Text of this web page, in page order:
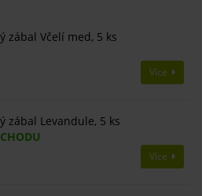
zábal Včelí med, 5 ks
Více
zábal Levandule, 5 ks
Více